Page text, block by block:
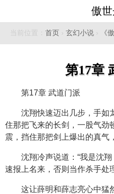
傲
当前位置： 首页 › 玄幻小说 › 《
第17章
第17章 武道门派
沈翔快速迈出几步，手如
住那把飞来的长剑，一股气劲
震，挡住那把剑上爆出的真气
沈翔冷声说道：“我是沈
速报上名来，否则当作杀手处
这让薛明和薛志亮心中猛